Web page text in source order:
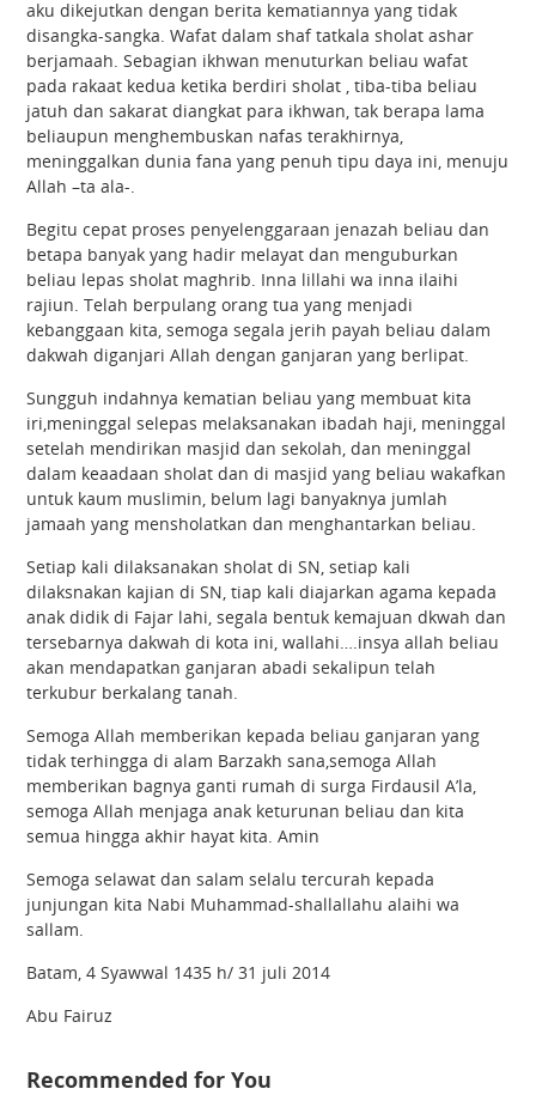
aku dikejutkan dengan berita kematiannya yang tidak
disangka-sangka. Wafat dalam shaf tatkala sholat ashar
berjamaah. Sebagian ikhwan menuturkan beliau wafat
pada rakaat kedua ketika berdiri sholat , tiba-tiba beliau
jatuh dan sakarat diangkat para ikhwan, tak berapa lama
beliaupun menghembuskan nafas terakhirnya,
meninggalkan dunia fana yang penuh tipu daya ini, menuju
Allah –ta ala-.
Begitu cepat proses penyelenggaraan jenazah beliau dan
betapa banyak yang hadir melayat dan menguburkan
beliau lepas sholat maghrib. Inna lillahi wa inna ilaihi
rajiun. Telah berpulang orang tua yang menjadi
kebanggaan kita, semoga segala jerih payah beliau dalam
dakwah diganjari Allah dengan ganjaran yang berlipat.
Sungguh indahnya kematian beliau yang membuat kita
iri,meninggal selepas melaksanakan ibadah haji, meninggal
setelah mendirikan masjid dan sekolah, dan meninggal
dalam keaadaan sholat dan di masjid yang beliau wakafkan
untuk kaum muslimin, belum lagi banyaknya jumlah
jamaah yang mensholatkan dan menghantarkan beliau.
Setiap kali dilaksanakan sholat di SN, setiap kali
dilaksnakan kajian di SN, tiap kali diajarkan agama kepada
anak didik di Fajar lahi, segala bentuk kemajuan dkwah dan
tersebarnya dakwah di kota ini, wallahi….insya allah beliau
akan mendapatkan ganjaran abadi sekalipun telah
terkubur berkalang tanah.
Semoga Allah memberikan kepada beliau ganjaran yang
tidak terhingga di alam Barzakh sana,semoga Allah
memberikan bagnya ganti rumah di surga Firdausil A’la,
semoga Allah menjaga anak keturunan beliau dan kita
semua hingga akhir hayat kita. Amin
Semoga selawat dan salam selalu tercurah kepada
junjungan kita Nabi Muhammad-shallallahu alaihi wa
sallam.
Batam, 4 Syawwal 1435 h/ 31 juli 2014
Abu Fairuz
Recommended for You